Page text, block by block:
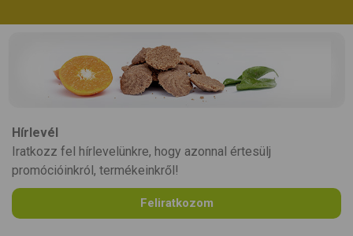
Hírlevél
Iratkozz fel hírlevelünkre, hogy azonnal értesülj
promócióinkról, termékeinkről!
Feliratkozom